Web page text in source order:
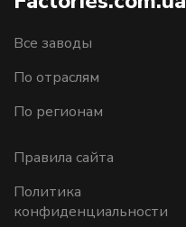
Все заводы
По отраслям
По регионам
Правила сайта
Политика
конфиденциальности